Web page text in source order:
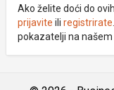
Ako želite doći do
prijavite ili registrirate
pokazatelji na